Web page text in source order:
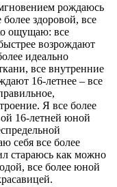
рождаюсь
здоровой, все
ощущаю: все
возрождают
идеально
все внутренние
16-летнее – все
Я все более
16-летней юной
себя все более
стараюсь как можно
все более юной